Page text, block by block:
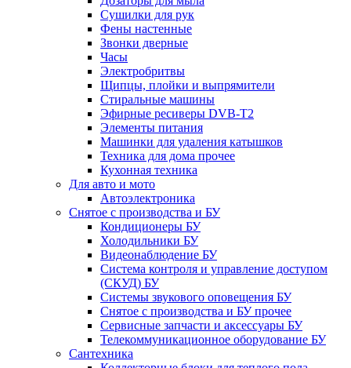
Сушилки для рук
Фены настенные
Звонки дверные
Часы
Электробритвы
Щипцы, плойки и выпрямители
Стиральные машины
Эфирные ресиверы DVB-T2
Элементы питания
Машинки для удаления катышков
Техника для дома прочее
Кухонная техника
Для авто и мото
Автоэлектроника
Снятое с производства и БУ
Кондиционеры БУ
Холодильники БУ
Видеонаблюдение БУ
Система контроля и управление доступом
(СКУД) БУ
Системы звукового оповещения БУ
Снятое с производства и БУ прочее
Сервисные запчасти и аксессуары БУ
Телекоммуникационное оборудование БУ
Сантехника